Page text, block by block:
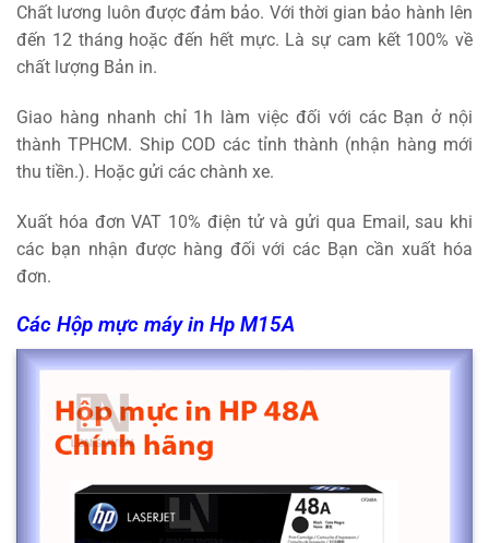
Chất lương luôn được đảm bảo. Với thời gian bảo hành lên
đến 12 tháng hoặc đến hết mực. Là sự cam kết 100% về
chất lượng Bản in.
Giao hàng nhanh chỉ 1h làm việc đối với các Bạn ở nội
thành TPHCM. Ship COD các tỉnh thành (nhận hàng mới
thu tiền.). Hoặc gửi các chành xe.
Xuất hóa đơn VAT 10% điện tử và gửi qua Email, sau khi
các bạn nhận được hàng đối với các Bạn cần xuất hóa
đơn.
Các Hộp mực máy in Hp M15A